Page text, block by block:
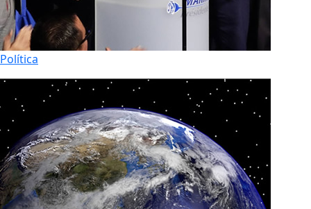
Política